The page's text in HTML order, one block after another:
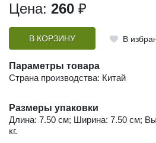
Цена: 260 ₽
В КОРЗИНУ В
Параметры товара
Страна производства: Китай
Размеры упаковки
Длина: 7.50 см; Ширина: 7.50 см;
кг.